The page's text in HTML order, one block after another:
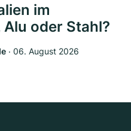
im
oder Stahl?
‧ 06. August 2026